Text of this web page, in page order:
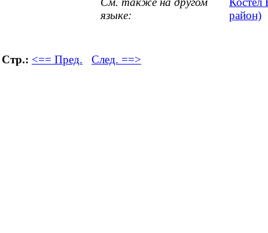
языке:
район)
Стр.: <== Пред. След. ==>